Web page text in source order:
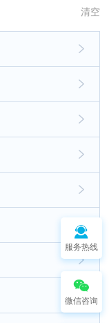
清空
服务热线
微信咨询